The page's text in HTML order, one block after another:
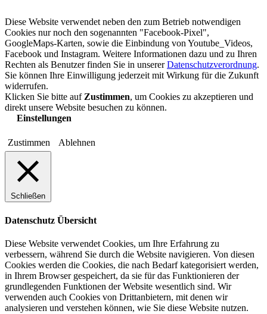
Diese Website verwendet neben den zum Betrieb notwendigen
Cookies nur noch den sogenannten "Facebook-Pixel",
GoogleMaps-Karten, sowie die Einbindung von Youtube_Videos,
Facebook und Instagram. Weitere Informationen dazu und zu Ihren
Rechten als Benutzer finden Sie in unsererDatenschutzverordnung.
Sie können Ihre Einwilligung jederzeit mit Wirkung für die Zukunft
widerrufen.
Klicken Sie bitte auf Zustimmen, um Cookies zu akzeptieren und
direkt unsere Website besuchen zu können.
Einstellungen
Zustimmen Ablehnen
Schließen
Datenschutz Übersicht
Diese Website verwendet Cookies, um Ihre Erfahrung zu
verbessern, während Sie durch die Website navigieren. Von diesen
Cookies werden die Cookies, die nach Bedarf kategorisiert werden,
in Ihrem Browser gespeichert, da sie für das Funktionieren der
grundlegenden Funktionen der Website wesentlich sind. Wir
verwenden auch Cookies von Drittanbietern, mit denen wir
analysieren und verstehen können, wie Sie diese Website nutzen.